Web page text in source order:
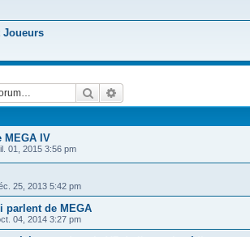
Joueurs
Rechercher
MEGA IV
01, 2015 3:56 pm
25, 2013 5:42 pm
parlent de MEGA
04, 2014 3:27 pm